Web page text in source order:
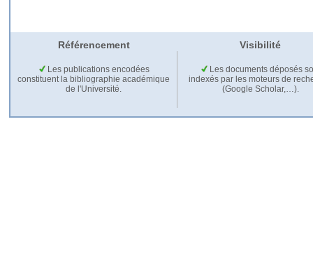
Référencement Visibilité
Les publications encodées
constituent la bibliographie académique
de l'Université.
Les documents déposés
indexés par les moteurs de
(Google Scholar,…).